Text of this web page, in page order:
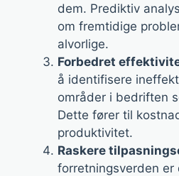
dem. Prediktiv
om fremtidige
alvorlige.
Forbedret
å identifisere
områder i bedriften
Dette fører til
produktivitet.
Raskere
forretningsverden er